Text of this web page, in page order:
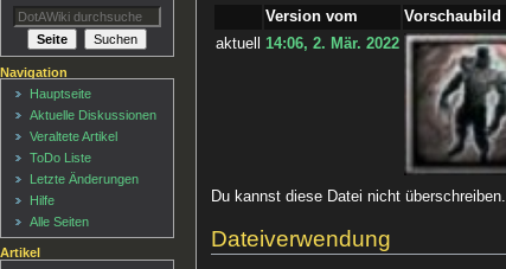
Version vom Vorschaubild
aktuell
14:06, 2. Mär. 2022
Du kannst diese Datei nicht überschreiben.
Dateiverwendung
Navigation
Hauptseite
Aktuelle Diskussionen
Veraltete Artikel
ToDo Liste
Letzte Änderungen
Hilfe
Alle Seiten
Artikel